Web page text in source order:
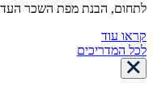
לתחום, הבנת מפת השכר
קראו עוד
לכל המדריכים